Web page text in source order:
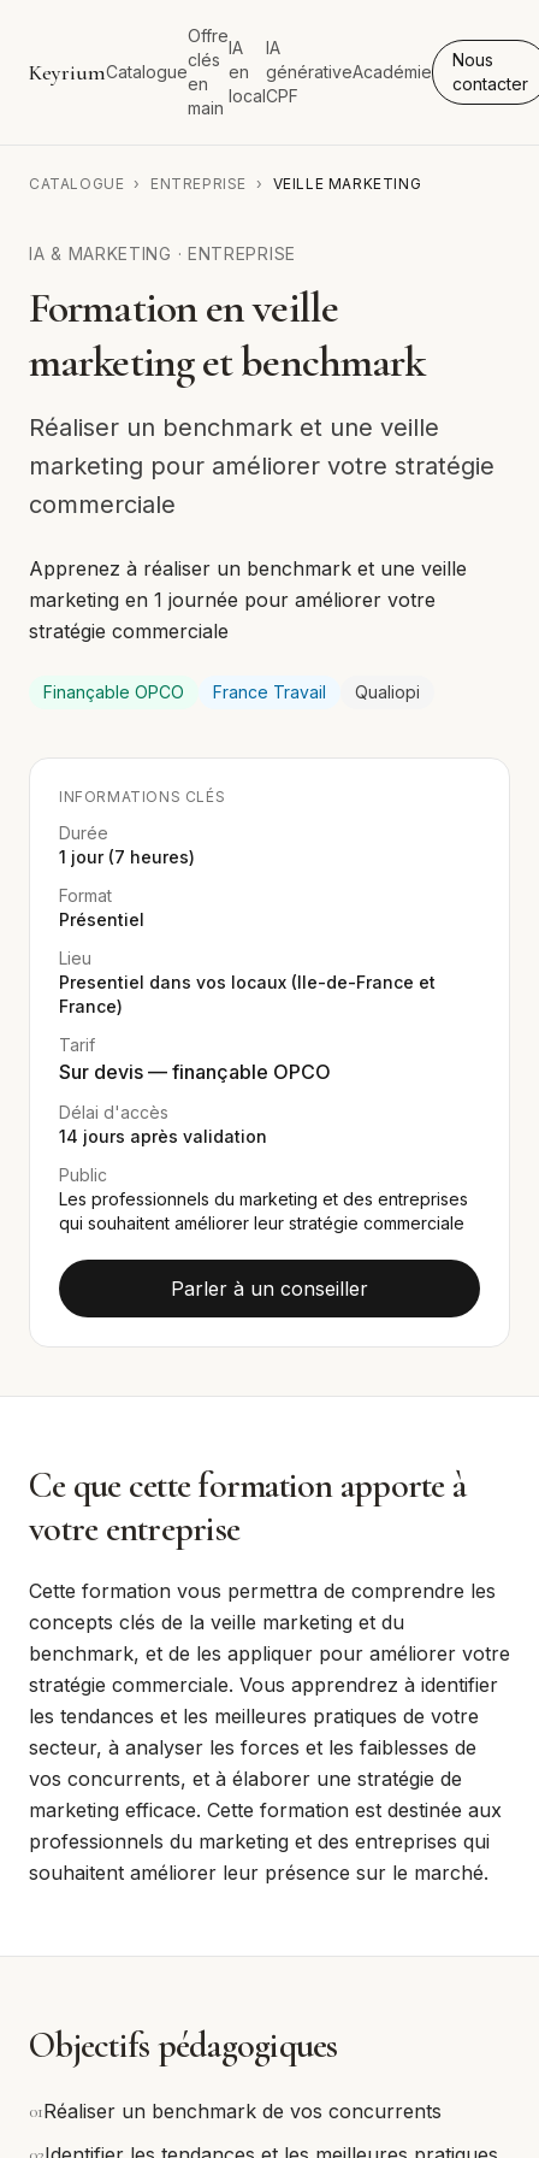
KeyriumCatalogue
Offre
clés
en
main
IA
en
local
IA
générative
CPF
Académie
Nous
contacter
CATALOGUE › ENTREPRISE › VEILLE MARKETING
IA & MARKETING · ENTREPRISE
Formation en veille
marketing et benchmark
Réaliser un benchmark et une veille
marketing pour améliorer votre stratégie
commerciale
Apprenez à réaliser un benchmark et une veille
marketing en 1 journée pour améliorer votre
stratégie commerciale
Finançable OPCO France Travail Qualiopi
INFORMATIONS CLÉS
Durée
1 jour (7 heures)
Format
Présentiel
Lieu
Presentiel dans vos locaux (Ile-de-France et
France)
Tarif
Sur devis — finançable OPCO
Délai d'accès
14 jours après validation
Public
Les professionnels du marketing et des entreprises
qui souhaitent améliorer leur stratégie commerciale
Parler à un conseiller
Ce que cette formation apporte à
votre entreprise
Cette formation vous permettra de comprendre les
concepts clés de la veille marketing et du
benchmark, et de les appliquer pour améliorer votre
stratégie commerciale. Vous apprendrez à identifier
les tendances et les meilleures pratiques de votre
secteur, à analyser les forces et les faiblesses de
vos concurrents, et à élaborer une stratégie de
marketing efficace. Cette formation est destinée aux
professionnels du marketing et des entreprises qui
souhaitent améliorer leur présence sur le marché.
Objectifs pédagogiques
01Réaliser un benchmark de vos concurrents